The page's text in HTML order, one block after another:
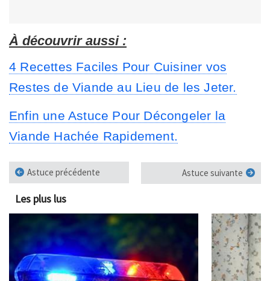
À découvrir aussi :
4 Recettes Faciles Pour Cuisiner vos
Restes de Viande au Lieu de les Jeter.
Enfin une Astuce Pour Décongeler la
Viande Hachée Rapidement.
Astuce précédente Astuce suivante
Les plus lus